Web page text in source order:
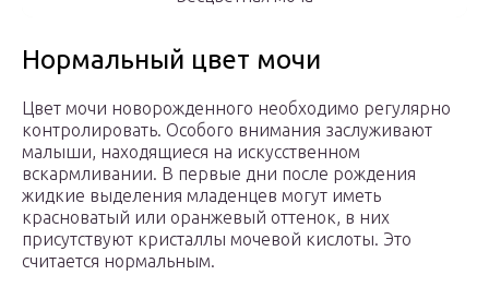
Нормальный цвет мочи
Цвет мочи новорожденного необходимо регулярно
контролировать. Особого внимания заслуживают
малыши, находящиеся на искусственном
вскармливании. В первые дни после рождения
жидкие выделения младенцев могут иметь
красноватый или оранжевый оттенок, в них
присутствуют кристаллы мочевой кислоты. Это
считается нормальным.